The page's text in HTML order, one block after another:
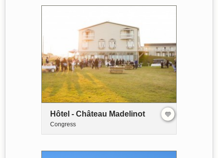
Hôtel - Château Madelinot
Congress